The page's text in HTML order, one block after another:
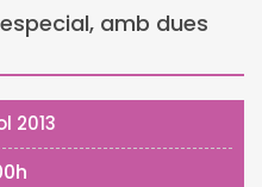
amb dues
2013